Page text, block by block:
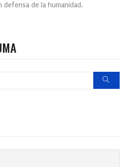
de la humanidad.